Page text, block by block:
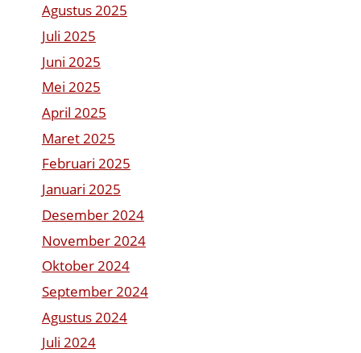
Agustus 2025
Juli 2025
Juni 2025
Mei 2025
April 2025
Maret 2025
Februari 2025
Januari 2025
Desember 2024
November 2024
Oktober 2024
September 2024
Agustus 2024
Juli 2024